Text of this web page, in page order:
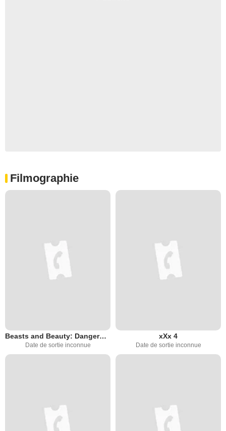
Filmographie
Beasts and Beauty: Dangerous Tales
Date de sortie inconnue
xXx 4
Date de sortie inconnue